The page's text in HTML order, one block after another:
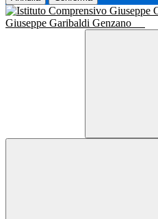
Giuseppe Garibaldi Genzano